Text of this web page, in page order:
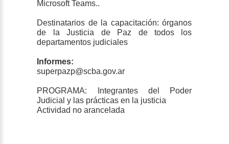
Microsoft Teams..
Destinatarios de la capacitación: órganos
de la Justicia de Paz de todos los
departamentos judiciales
Informes:
superpazp@scba.gov.ar
PROGRAMA: Integrantes del Poder
Judicial y las prácticas en la justicia
Actividad no arancelada